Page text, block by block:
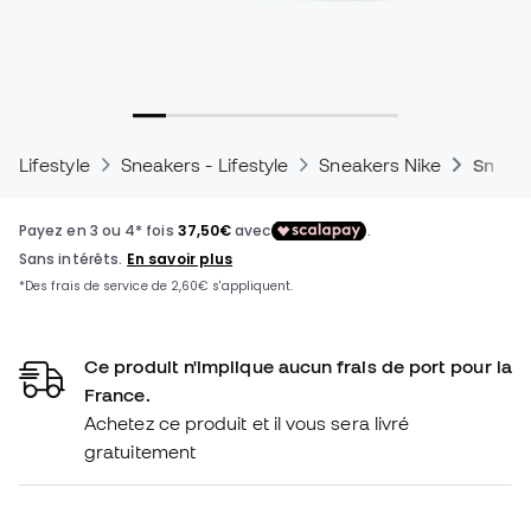
Lifestyle Sneakers - Lifestyle Sneakers Nike
Ce produit n'implique aucun frais de port pour la
France.
Achetez ce produit et il vous sera livré
gratuitement